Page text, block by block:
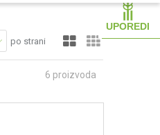
UPOREDI
po strani
6 proizvoda